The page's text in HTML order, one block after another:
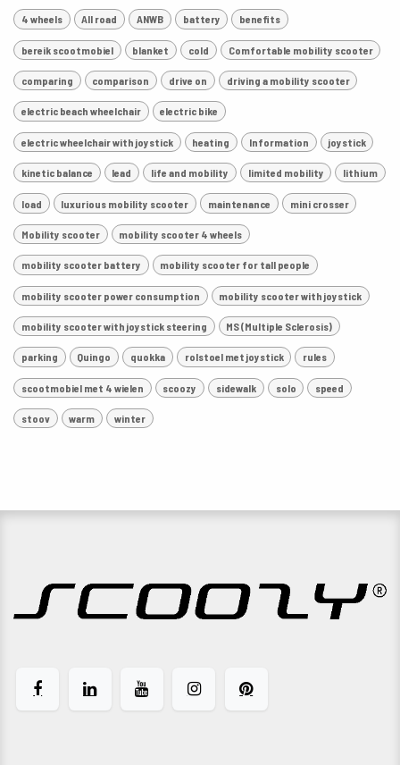
4 wheels All road ANWB battery benefits
bereik scootmobiel blanket cold Comfortable mobility scooter
comparing comparison drive on driving a mobility scooter
electric beach wheelchair electric bike
electric wheelchair with joystick heating Information joystick
kinetic balance lead life and mobility limited mobility lithium
load luxurious mobility scooter maintenance mini crosser
Mobility scooter mobility scooter 4 wheels
mobility scooter battery mobility scooter for tall people
mobility scooter power consumption mobility scooter with joystick
mobility scooter with joystick steering MS (Multiple Sclerosis)
parking Quingo quokka rolstoel met joystick rules
scootmobiel met 4 wielen scoozy sidewalk solo speed
stoov warm winter